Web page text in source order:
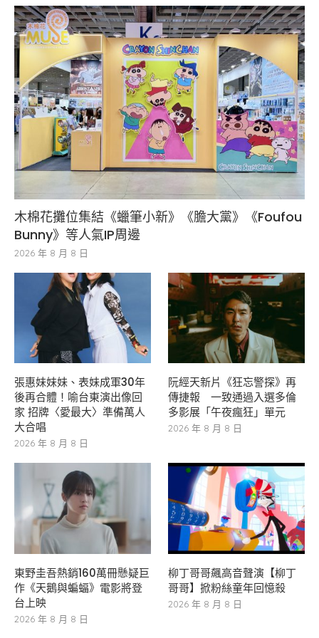
木棉花攤位集結《蠟筆小新》《膽大黨》《Foufou
Bunny》等人氣IP周邊
2026 年 8 月 8 日
張惠妹妹妹、表妹成軍30年
後再合體！喻台東演出像回
家 招牌〈愛最大〉準備萬人
大合唱
2026 年 8 月 8 日
阮經天新片《狂忘警探》再
傳捷報 一致通過入選多倫
多影展「午夜瘋狂」單元
2026 年 8 月 8 日
東野圭吾熱銷160萬冊懸疑巨
作《天鵝與蝙蝠》電影將登
台上映
2026 年 8 月 8 日
柳丁哥哥飆高音聲演【柳丁
哥哥】掀粉絲童年回憶殺
2026 年 8 月 8 日